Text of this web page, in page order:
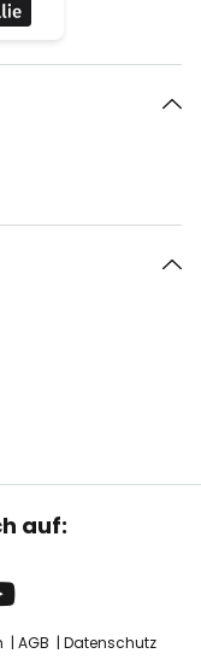
auf:
AGB Datenschutz